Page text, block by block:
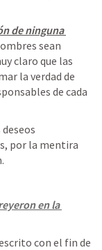
de ninguna
sean
claro que las
la verdad de
de cada
por la mentira
en la
con el fin de